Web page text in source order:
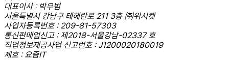
대표이사 : 박우범
서울특별시 강남구 테헤란로 211 3층 ㈜위시켓
사업자등록번호 : 209-81-57303
통신판매업신고 : 제2018-서울강남-02337 호
직업정보제공사업 신고번호 : J1200020180019
제호 : 요즘IT